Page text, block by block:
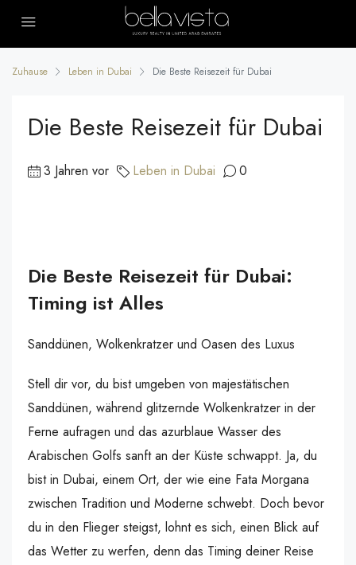
Zuhause Leben in Dubai Die Beste Reisezeit für Dubai
Die Beste Reisezeit für Dubai
3 Jahren vor Leben in Dubai 0
Die Beste Reisezeit für Dubai:
Timing ist Alles
Sanddünen, Wolkenkratzer und Oasen des Luxus
Stell dir vor, du bist umgeben von majestätischen
Sanddünen, während glitzernde Wolkenkratzer in der
Ferne aufragen und das azurblaue Wasser des
Arabischen Golfs sanft an der Küste schwappt. Ja, du
bist in Dubai, einem Ort, der wie eine Fata Morgana
zwischen Tradition und Moderne schwebt. Doch bevor
du in den Flieger steigst, lohnt es sich, einen Blick auf
das Wetter zu werfen, denn das Timing deiner Reise